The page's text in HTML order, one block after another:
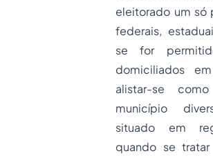
eleitorado um só
federais,
se for
domiciliados
alistar-se
município
situado em
quando se